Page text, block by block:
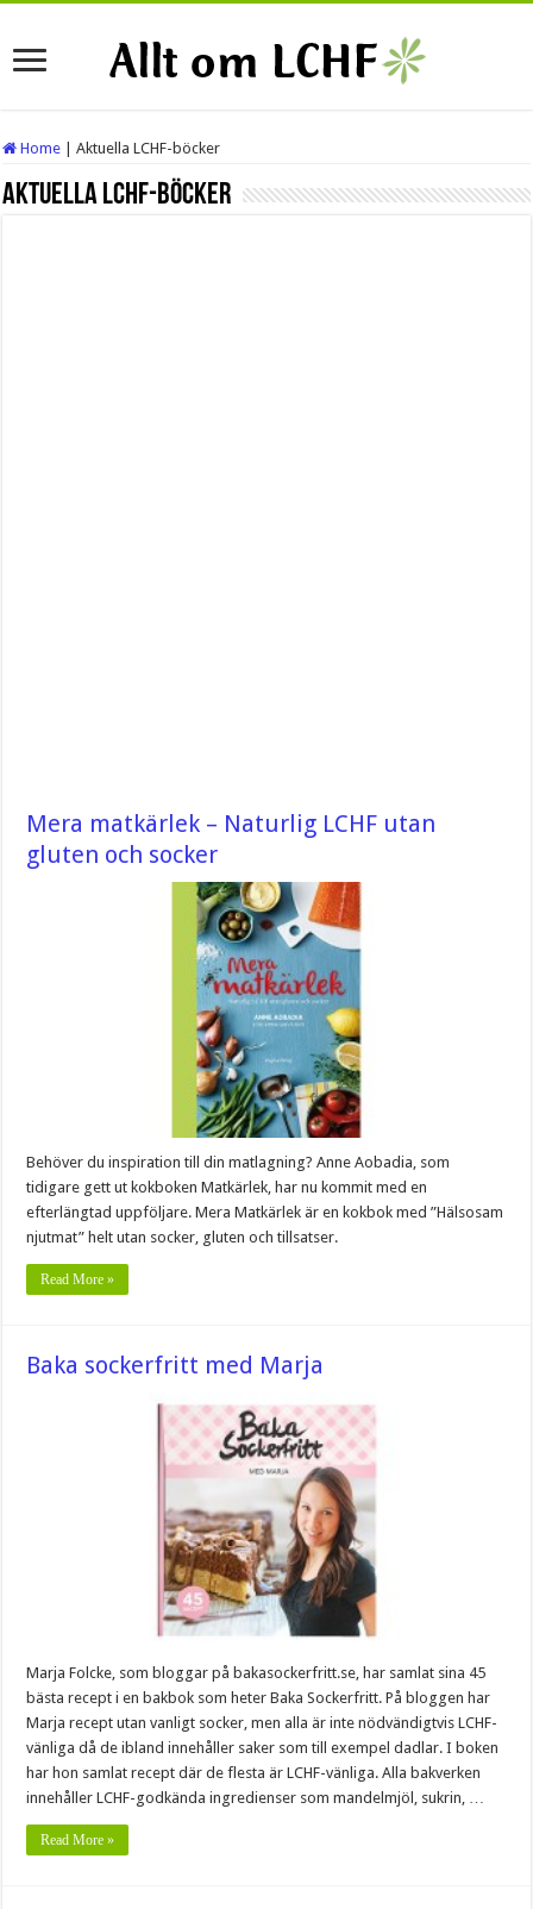
Home Aktuella LCHF-böcker
Aktuella LCHF-böcker
Mera matkärlek – Naturlig LCHF utan
gluten och socker
Behöver du inspiration till din matlagning? Anne Aobadia, som
tidigare gett ut kokboken Matkärlek, har nu kommit med en
efterlängtad uppföljare. Mera Matkärlek är en kokbok med ”Hälsosam
njutmat” helt utan socker, gluten och tillsatser.
Read More »
Baka sockerfritt med Marja
Marja Folcke, som bloggar på bakasockerfritt.se, har samlat sina 45
bästa recept i en bakbok som heter Baka Sockerfritt. På bloggen har
Marja recept utan vanligt socker, men alla är inte nödvändigtvis LCHF-
vänliga då de ibland innehåller saker som till exempel dadlar. I boken
har hon samlat recept där de flesta är LCHF-vänliga. Alla bakverken
innehåller LCHF-godkända ingredienser som mandelmjöl, sukrin, …
Read More »